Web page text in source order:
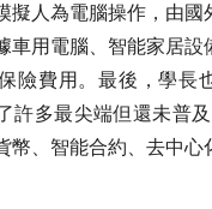
擬人為電腦操作，由國
車用電腦、智能家居設
險費用。最後，學長
許多最尖端但還未普
幣、智能合約、去中心